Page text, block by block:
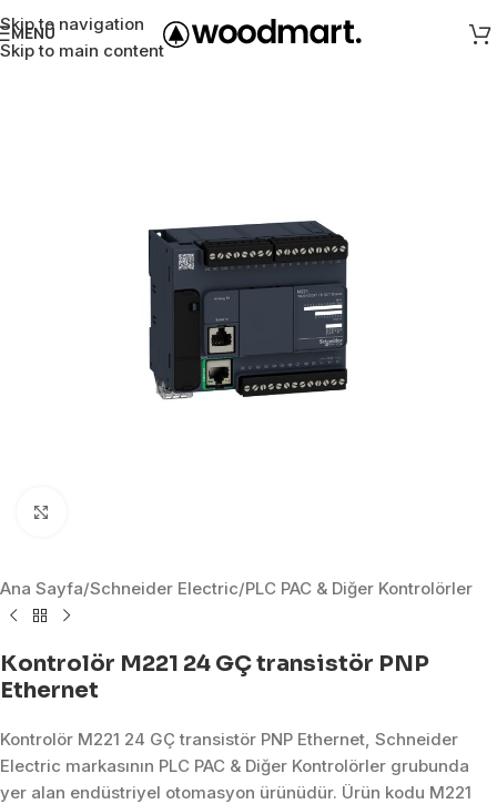
Skip to navigation
Skip to main content
MENÜ
Ana Sayfa/Schneider Electric/PLC PAC & Diğer Kontrolörler
Kontrolör M221 24 GÇ transistör PNP
Ethernet
Kontrolör M221 24 GÇ transistör PNP Ethernet, Schneider
Electric markasının PLC PAC & Diğer Kontrolörler grubunda
yer alan endüstriyel otomasyon ürünüdür. Ürün kodu M221